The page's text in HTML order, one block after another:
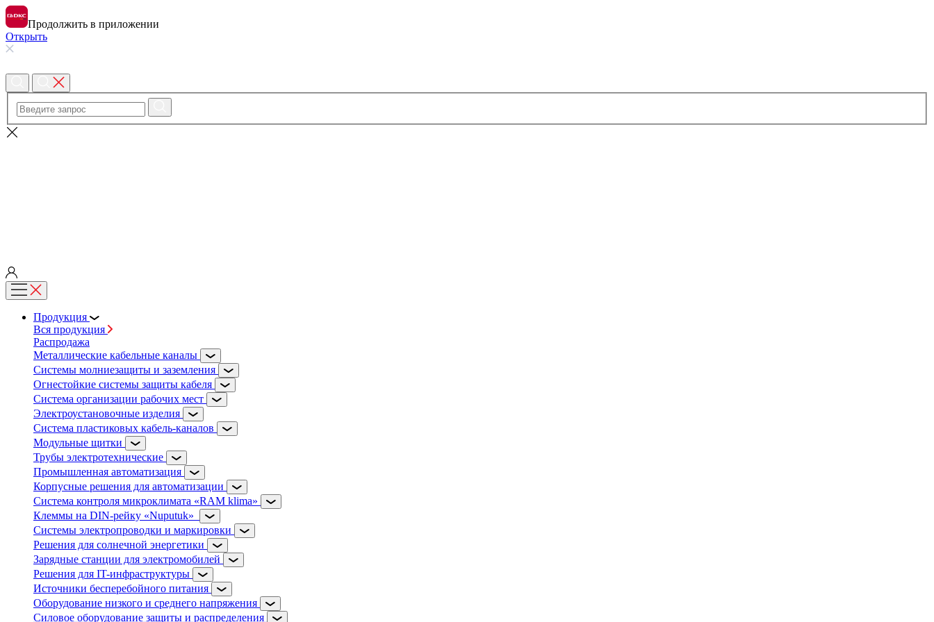
Продолжить в приложении
Открыть
Продукция
Вся продукция
Распродажа
Металлические кабельные каналы
Системы молниезащиты и заземления
Огнестойкие системы защиты кабеля
Система организации рабочих мест
Электроустановочные изделия
Система пластиковых кабель-каналов
Модульные щитки
Трубы электротехнические
Промышленная автоматизация
Корпусные решения для автоматизации
Система контроля микроклимата «RAM klima»
Клеммы на DIN-рейку «Nuputuk»
Системы электропроводки и маркировки
Решения для солнечной энергетики
Зарядные станции для электромобилей
Решения для IT-инфраструктуры
Источники бесперебойного питания
Оборудование низкого и среднего напряжения
Силовое оборудование защиты и распределения